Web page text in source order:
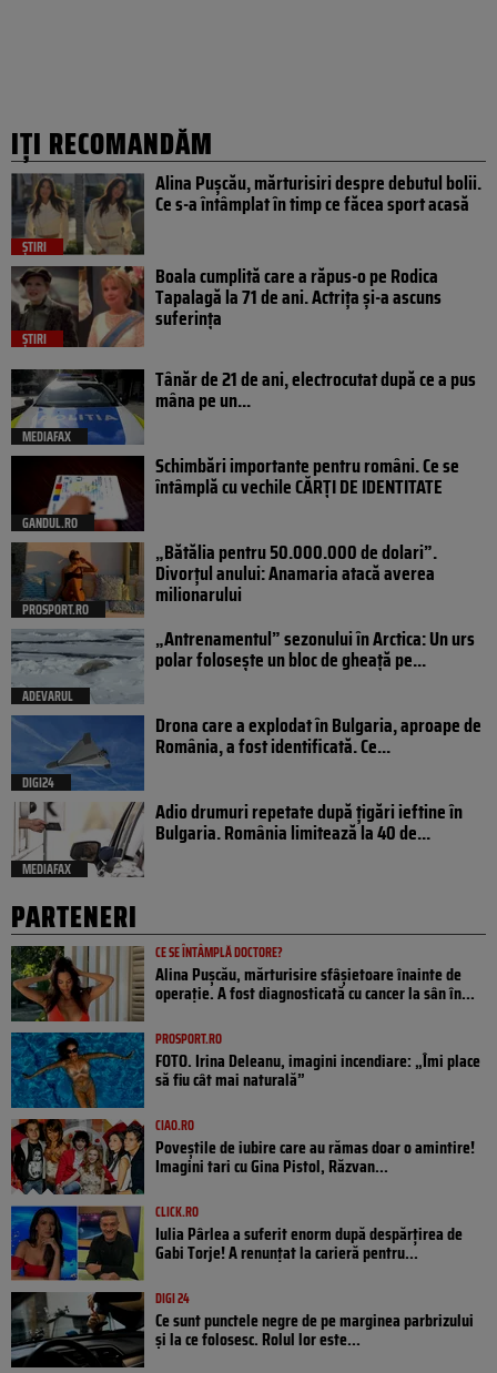
IȚI RECOMANDĂM
ȘTIRI
Alina Pușcău, mărturisiri despre debutul bolii.
Ce s-a întâmplat în timp ce făcea sport acasă
ȘTIRI
Boala cumplită care a răpus-o pe Rodica
Tapalagă la 71 de ani. Actrița și-a ascuns
suferința
MEDIAFAX
Tânăr de 21 de ani, electrocutat după ce a pus
mâna pe un...
GANDUL.RO
Schimbări importante pentru români. Ce se
întâmplă cu vechile CĂRȚI DE IDENTITATE
PROSPORT.RO
„Bătălia pentru 50.000.000 de dolari”.
Divorțul anului: Anamaria atacă averea
milionarului
ADEVARUL
„Antrenamentul” sezonului în Arctica: Un urs
polar folosește un bloc de gheață pe...
DIGI24
Drona care a explodat în Bulgaria, aproape de
România, a fost identificată. Ce...
MEDIAFAX
Adio drumuri repetate după țigări ieftine în
Bulgaria. România limitează la 40 de...
PARTENERI
CE SE ÎNTÂMPLĂ DOCTORE?
Alina Pușcău, mărturisire sfâșietoare înainte de
operație. A fost diagnosticată cu cancer la sân în...
PROSPORT.RO
FOTO. Irina Deleanu, imagini incendiare: „Îmi place
să fiu cât mai naturală”
CIAO.RO
Poveştile de iubire care au rămas doar o amintire!
Imagini tari cu Gina Pistol, Răzvan...
CLICK.RO
Iulia Pârlea a suferit enorm după despărțirea de
Gabi Torje! A renunțat la carieră pentru...
DIGI 24
Ce sunt punctele negre de pe marginea parbrizului
și la ce folosesc. Rolul lor este...